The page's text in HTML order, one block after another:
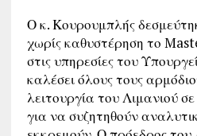
Ο κ. Κουρουμπλής
χωρίς καθυστέρηση το
στις υπηρεσίες του
καλέσει όλους τους
λειτουργία του Λιμανιού
για να συζητηθούν